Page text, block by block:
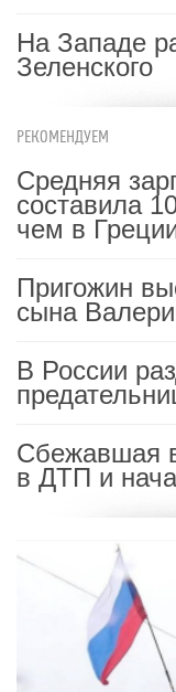
На Западе
Зеленского
РЕКОМЕНДУЕМ
Средняя
составила
чем в
Пригожин
сына
В России
Сбежавшая
в ДТП и